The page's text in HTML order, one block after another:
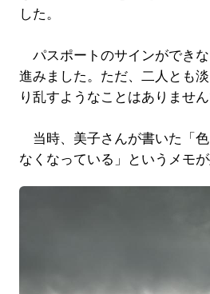
した。
パスポートのサインができ
進みました。ただ、二人とも
り乱すようなことはありません
当時、美子さんが書いた「
なくなっている」というメモが